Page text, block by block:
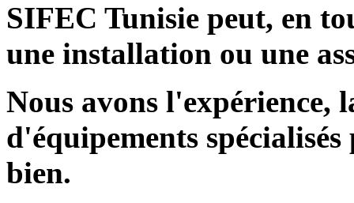
SIFEC Tunisie peut, en
une installation ou une
Nous avons l'expérience,
d'équipements
bien.